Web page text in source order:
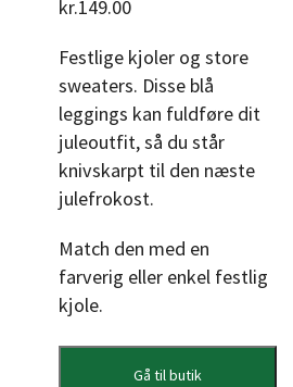
kr.149.00
Festlige kjoler og store
sweaters. Disse blå
leggings kan fuldføre dit
juleoutfit, så du står
knivskarpt til den næste
julefrokost.
Match den med en
farverig eller enkel festlig
kjole.
Gå til butik